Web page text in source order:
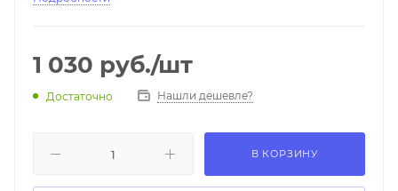
1 030 руб./шт
Достаточно Нашли дешевле?
В КОРЗИНУ